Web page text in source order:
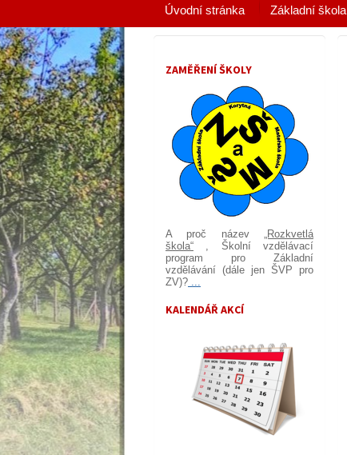
Úvodní stránka Základní škola
ZAMĚŘENÍ ŠKOLY
A proč název
„Rozkvetlá
škola“ , Školní vzdělávací
program pro Základní
vzdělávání (dále jen ŠVP pro
ZV)?
KALENDÁŘ AKCÍ